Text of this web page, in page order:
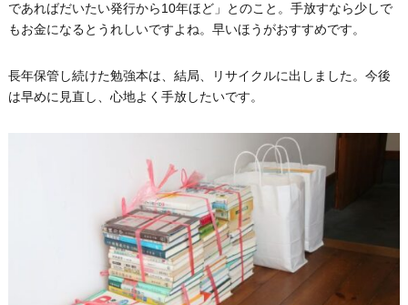
であればだいたい発行から10年ほど」とのこと。手放すなら少しで
もお金になるとうれしいですよね。早いほうがおすすめです。
長年保管し続けた勉強本は、結局、リサイクルに出しました。今後
は早めに見直し、心地よく手放したいです。